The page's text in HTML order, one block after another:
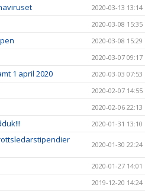
2020-03-13 13:14
2020-03-08 15:35
2020-03-08 15:29
2020-03-07 09:17
1 april 2020 2020-03-03 07:53
2020-02-07 14:55
2020-02-06 22:13
2020-01-31 13:10
2020-01-30 22:24
2020-01-27 14:01
2019-12-20 14:24